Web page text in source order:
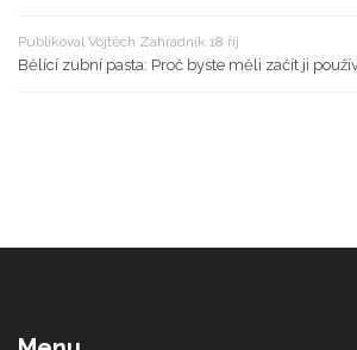
Publikoval Vojtěch Zahradník 18 říj
Bělící zubní pasta: Proč byste měli začít ji